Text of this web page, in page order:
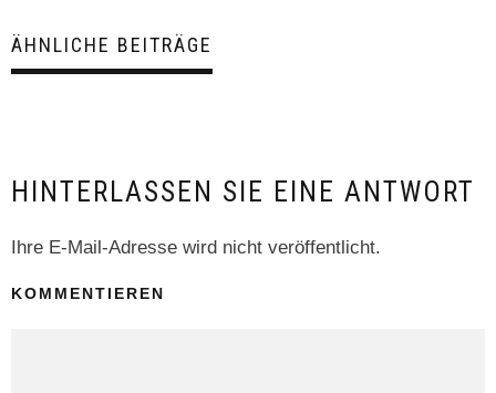
ÄHNLICHE BEITRÄGE
HINTERLASSEN SIE EINE ANTWORT
Ihre E-Mail-Adresse wird nicht veröffentlicht.
KOMMENTIEREN